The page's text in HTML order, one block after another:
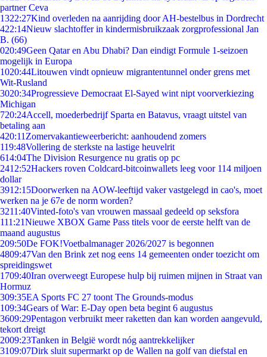
partner Ceva
1322:27Kind overleden na aanrijding door AH-bestelbus in Dordrecht
422:14Nieuw slachtoffer in kindermisbruikzaak zorgprofessional Jan
B. (66)
020:49Geen Qatar en Abu Dhabi? Dan eindigt Formule 1-seizoen
mogelijk in Europa
1020:44Litouwen vindt opnieuw migrantentunnel onder grens met
Wit-Rusland
3020:34Progressieve Democraat El-Sayed wint nipt voorverkiezing
Michigan
720:24Accell, moederbedrijf Sparta en Batavus, vraagt uitstel van
betaling aan
420:11 Zomervakantieweerbericht: aanhoudend zomers
119:48Vollering de sterkste na lastige heuvelrit
614:04The Division Resurgence nu gratis op pc
2412:52Hackers roven Coldcard-bitcoinwallets leeg voor 114 miljoen
dollar
3912:15Doorwerken na AOW-leeftijd vaker vastgelegd in cao's, moet
werken na je 67e de norm worden?
3211:40Vinted-foto's van vrouwen massaal gedeeld op seksfora
111:21Nieuwe XBOX Game Pass titels voor de eerste helft van de
maand augustus
209:50De FOK!Voetbalmanager 2026/2027 is begonnen
4809:47Van den Brink zet nog eens 14 gemeenten onder toezicht om
spreidingswet
1709:40Iran overweegt Europese hulp bij ruimen mijnen in Straat van
Hormuz
309:35EA Sports FC 27 toont The Grounds-modus
109:34Gears of War: E-Day open beta begint 6 augustus
3609:29Pentagon verbruikt meer raketten dan kan worden aangevuld,
tekort dreigt
2009:23Tanken in België wordt nóg aantrekkelijker
3109:07Dirk sluit supermarkt op de Wallen na golf van diefstal en